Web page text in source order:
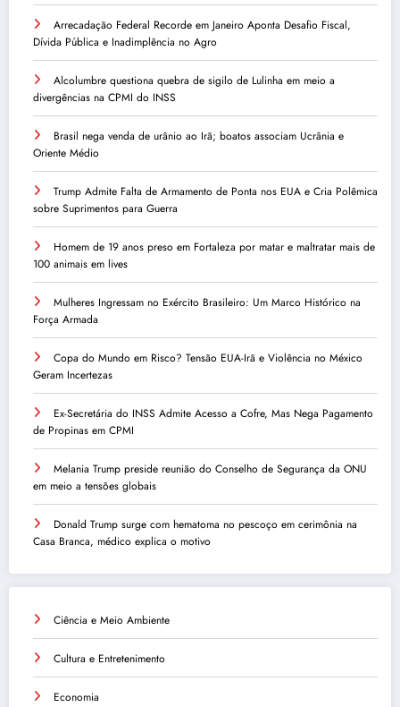
Arrecadação Federal Recorde em Janeiro Aponta Desafio Fiscal,
Dívida Pública e Inadimplência no Agro
Alcolumbre questiona quebra de sigilo de Lulinha em meio a
divergências na CPMI do INSS
Brasil nega venda de urânio ao Irã; boatos associam Ucrânia e
Oriente Médio
Trump Admite Falta de Armamento de Ponta nos EUA e Cria Polêmica
sobre Suprimentos para Guerra
Homem de 19 anos preso em Fortaleza por matar e maltratar mais de
100 animais em lives
Mulheres Ingressam no Exército Brasileiro: Um Marco Histórico na
Força Armada
Copa do Mundo em Risco? Tensão EUA-Irã e Violência no México
Geram Incertezas
Ex-Secretária do INSS Admite Acesso a Cofre, Mas Nega Pagamento
de Propinas em CPMI
Melania Trump preside reunião do Conselho de Segurança da ONU
em meio a tensões globais
Donald Trump surge com hematoma no pescoço em cerimônia na
Casa Branca, médico explica o motivo
Ciência e Meio Ambiente
Cultura e Entretenimento
Economia